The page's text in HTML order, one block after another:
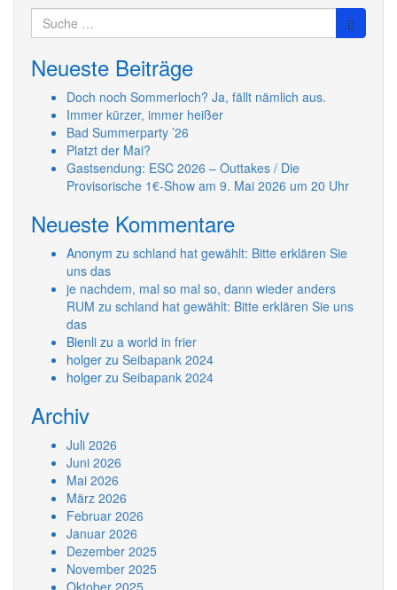
Suche
nach:
Neueste Beiträge
Doch noch Sommerloch? Ja, fällt nämlich aus.
Immer kürzer, immer heißer
Bad Summerparty ’26
Platzt der Mai?
Gastsendung: ESC 2026 – Outtakes / Die
Provisorische 1€-Show am 9. Mai 2026 um 20 Uhr
Neueste Kommentare
Anonym zu schland hat gewählt: Bitte erklären Sie
uns das
je nachdem, mal so mal so, dann wieder anders
RUM zu schland hat gewählt: Bitte erklären Sie uns
das
Bienli zu a world in frier
holger zu Seibapank 2024
holger zu Seibapank 2024
Archiv
Juli 2026
Juni 2026
Mai 2026
März 2026
Februar 2026
Januar 2026
Dezember 2025
November 2025
Oktober 2025